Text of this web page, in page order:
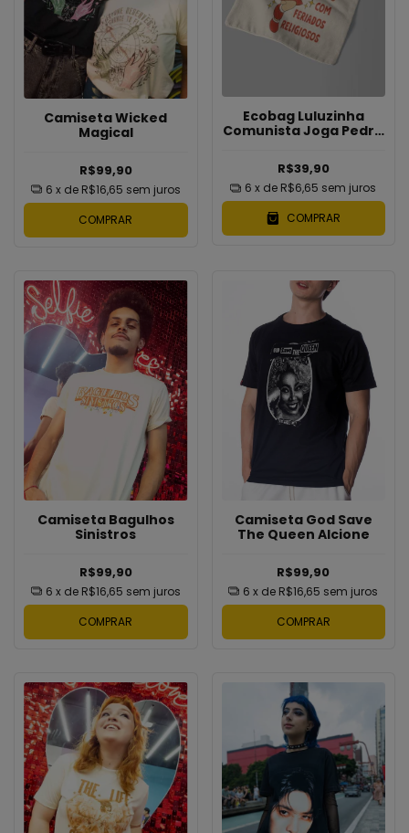
Camiseta Wicked
Magical
R$99,90
6 x de R$16,65 sem juros
COMPRAR
Ecobag Luluzinha
Comunista Joga Pedra
R$39,90
6 x de R$6,65 sem juros
COMPRAR
Camiseta Bagulhos
Sinistros
R$99,90
6 x de R$16,65 sem juros
COMPRAR
Camiseta God Save
The Queen Alcione
R$99,90
6 x de R$16,65 sem juros
COMPRAR